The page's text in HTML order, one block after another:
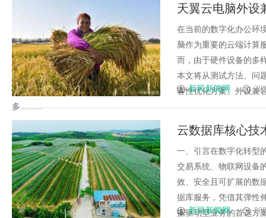
天翼云电脑外设
在当前的数字化办公环
脑作为重要的云端计算
而，由于硬件设备的多
本文将从测试方法、问
容性优化方案。外设兼
多.........
新民新闻网
云数据库核心技
转型基石？
一、引言在数字化转型
交易系统、物联网设备
效、安全且可扩展的数
据库服务，凭借其弹性
据驱动型业务的首选方
新民新闻网